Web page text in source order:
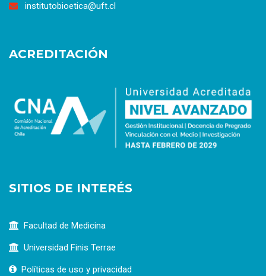
institutobioetica@uft.cl
ACREDITACIÓN
SITIOS DE INTERÉS
Facultad de Medicina
Universidad Finis Terrae
Políticas de uso y privacidad